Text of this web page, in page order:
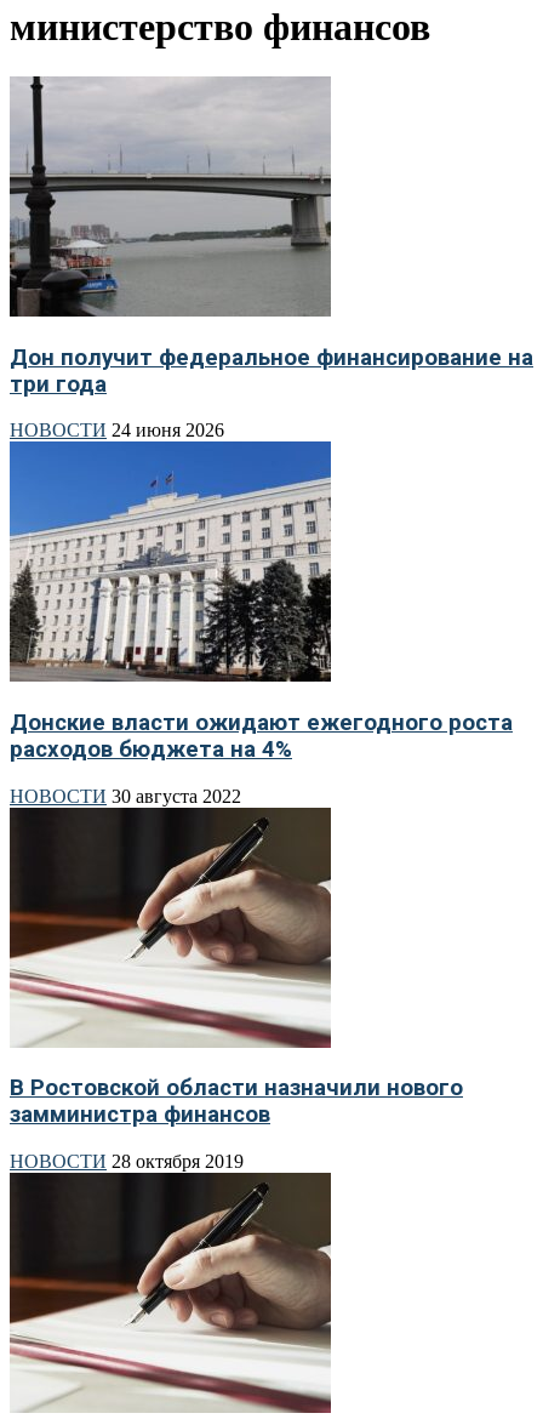
министерство финансов
Дон получит федеральное финансирование на
три года
НОВОСТИ 24 июня 2026
Донские власти ожидают ежегодного роста
расходов бюджета на 4%
НОВОСТИ 30 августа 2022
В Ростовской области назначили нового
замминистра финансов
НОВОСТИ 28 октября 2019